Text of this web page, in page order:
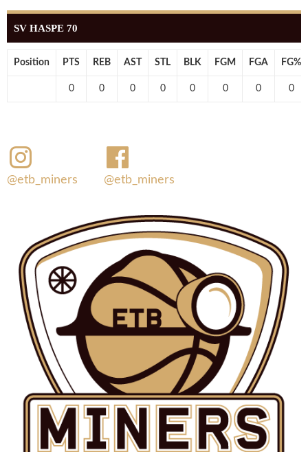
SV HASPE 70
Position PTS REB AST STL BLK FGM FGA FG%
0 0 0 0 0 0 0 0
@etb_miners @etb_miners